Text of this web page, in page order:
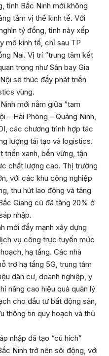
tỉnh Bắc Ninh mới không
tầm vị thế kinh tế. Với
tỷ đồng, tỉnh này xếp
mô kinh tế, chỉ sau TP
Nai. Vị trí “trung tâm kết
trọng như Sân bay Gia
sẽ thúc đẩy phát triển
vùng.
mới nằm giữa “tam
– Hải Phòng – Quảng Ninh,
các chương trình hợp tác
lượng tái tạo và logistics.
xanh, bền vững, tận
chất lượng cao. Thị trường
với các khu công nghiệp
thu hút lao động và tăng
Giang cũ đã tăng 20% ở
nhập.
mới đẩy mạnh xây dựng
vụ công trực tuyến mức
hạ tầng. Các nhà
trợ hạ tầng 5G, trung tâm
dân cư, doanh nghiệp, y
nâng cao hiệu quả quản lý
cho đầu tư bất động sản,
thông tin quy hoạch và thủ
nhập đã tạo “cú hích”
Ninh trở nên sôi động, với